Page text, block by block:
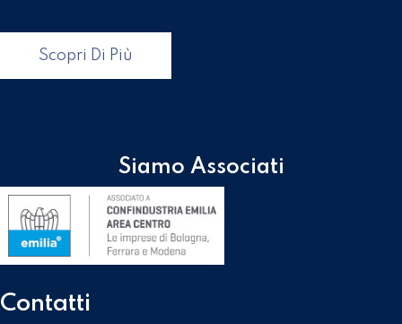
Scopri Di Più
Siamo Associati
Contatti